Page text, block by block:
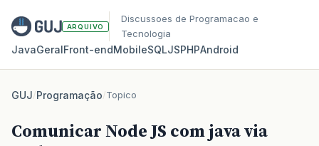
ARQUIVO
Discussoes de Programacao e
Tecnologia
JavaGeralFront‑endMobileSQLJSPHPAndroid
GUJ/Programação/Topico
Comunicar Node JS com java via